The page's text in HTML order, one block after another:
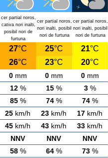
cer partial noros,
cativa nori inalti,
posibil nori de
furtuna
cer partial noros,
nori inalti, posibil
nori de furtuna
cer partial noros,
nori inalti, posibil
nori de furtuna
27°C 25°C 21°C
26°C 23°C 20°C
0mm 0mm 0mm
12% 15% 3%
85% 74% 74%
25 km/h 23 km/h 17 km/h
45 km/h 43 km/h 33 km/h
NNV NNV NNV
58% 64% 73%